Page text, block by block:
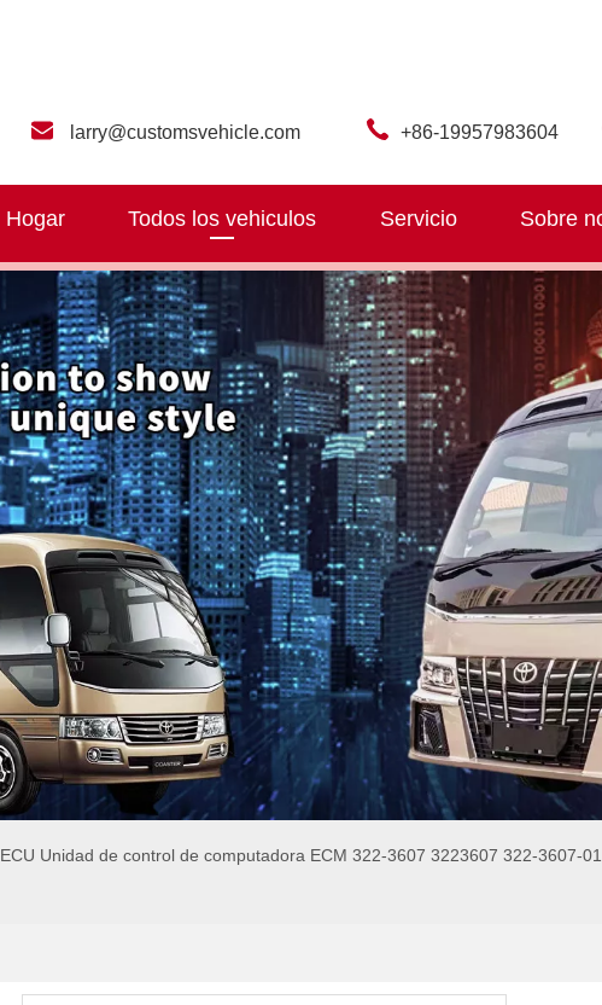
larry@customsvehicle.com +86-19957983604
Hogar Todos los vehiculos Servicio Sobre
ECU Unidad de control de computadora ECM 322-3607 3223607 322-3607-